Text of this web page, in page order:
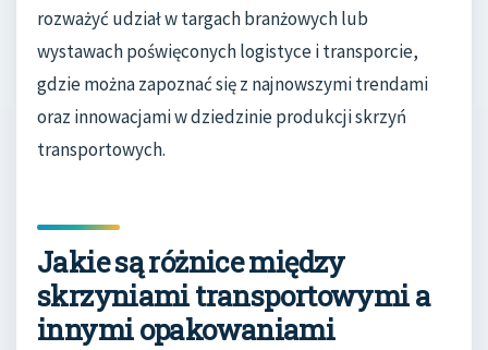
rozważyć udział w targach branżowych lub
wystawach poświęconych logistyce i transporcie,
gdzie można zapoznać się z najnowszymi trendami
oraz innowacjami w dziedzinie produkcji skrzyń
transportowych.
Jakie są różnice między
skrzyniami transportowymi a
innymi opakowaniami